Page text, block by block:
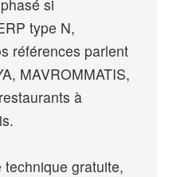
si
type N,
références parlent
MAVROMMATIS,
à
gratuite,